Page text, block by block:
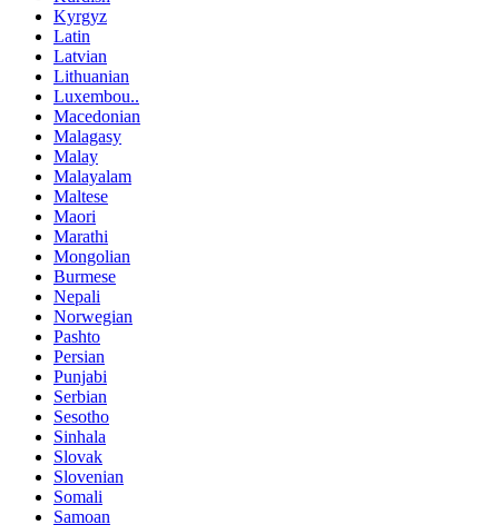
Kyrgyz
Latin
Latvian
Lithuanian
Luxembou..
Macedonian
Malagasy
Malay
Malayalam
Maltese
Maori
Marathi
Mongolian
Burmese
Nepali
Norwegian
Pashto
Persian
Punjabi
Serbian
Sesotho
Sinhala
Slovak
Slovenian
Somali
Samoan